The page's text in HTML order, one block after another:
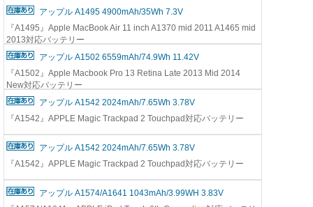
アップル A1495 4900mAh/35Wh 7.3V
『A1495』Apple MacBook Air 11 inch A1370 mid 2011 A1465 mid
2013対応バッテリー
アップル A1502 6559mAh/74.9Wh 11.42V
『A1502』Apple Macbook Pro 13 Retina Late 2013 Mid 2014
New対応バッテリー
アップル A1542 2024mAh/7.65Wh 3.78V
『A1542』APPLE Magic Trackpad 2 Touchpad対応バッテリー
アップル A1542 2024mAh/7.65Wh 3.78V
『A1542』APPLE Magic Trackpad 2 Touchpad対応バッテリー
アップル A1574/A1641 1043mAh/3.99WH 3.83V